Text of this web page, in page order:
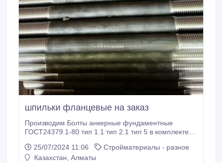
шпильки фланцевые на заказ
Производим Болты анкерные фундаментные
ГОСТ24379.1-80 тип 1.1 тип 2.1 тип 5 в комплекте с
и всех марок сталей сталь 245, сталь 40Х, сталь
09Г2С, сталь Вст3ПС2 Быстрые сроки изготовления!
25/07/2024 11:06
Стройматериалы - разное
Казахстан, Алматы